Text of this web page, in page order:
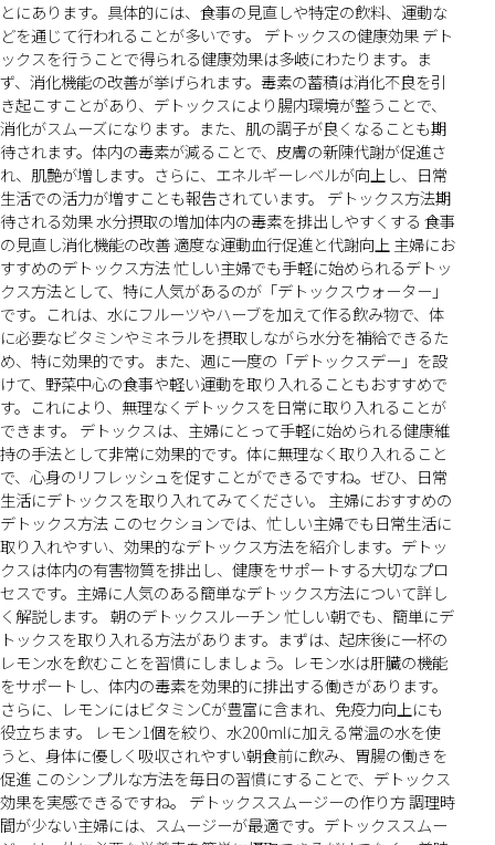
とにあります。具体的には、食事の見直しや特定の飲料、運動な
どを通じて行われることが多いです。 デトックスの健康効果 デト
ックスを行うことで得られる健康効果は多岐にわたります。ま
ず、消化機能の改善が挙げられます。毒素の蓄積は消化不良を引
き起こすことがあり、デトックスにより腸内環境が整うことで、
消化がスムーズになります。また、肌の調子が良くなることも期
待されます。体内の毒素が減ることで、皮膚の新陳代謝が促進さ
れ、肌艶が増します。さらに、エネルギーレベルが向上し、日常
生活での活力が増すことも報告されています。 デトックス方法期
待される効果 水分摂取の増加体内の毒素を排出しやすくする 食事
の見直し消化機能の改善 適度な運動血行促進と代謝向上 主婦にお
すすめのデトックス方法 忙しい主婦でも手軽に始められるデトッ
クス方法として、特に人気があるのが「デトックスウォーター」
です。これは、水にフルーツやハーブを加えて作る飲み物で、体
に必要なビタミンやミネラルを摂取しながら水分を補給できるた
め、特に効果的です。また、週に一度の「デトックスデー」を設
けて、野菜中心の食事や軽い運動を取り入れることもおすすめで
す。これにより、無理なくデトックスを日常に取り入れることが
できます。 デトックスは、主婦にとって手軽に始められる健康維
持の手法として非常に効果的です。体に無理なく取り入れること
で、心身のリフレッシュを促すことができるですね。ぜひ、日常
生活にデトックスを取り入れてみてください。 主婦におすすめの
デトックス方法 このセクションでは、忙しい主婦でも日常生活に
取り入れやすい、効果的なデトックス方法を紹介します。デトッ
クスは体内の有害物質を排出し、健康をサポートする大切なプロ
セスです。主婦に人気のある簡単なデトックス方法について詳し
く解説します。 朝のデトックスルーチン 忙しい朝でも、簡単にデ
トックスを取り入れる方法があります。まずは、起床後に一杯の
レモン水を飲むことを習慣にしましょう。レモン水は肝臓の機能
をサポートし、体内の毒素を効果的に排出する働きがあります。
さらに、レモンにはビタミンCが豊富に含まれ、免疫力向上にも
役立ちます。 レモン1個を絞り、水200mlに加える常温の水を使
うと、身体に優しく吸収されやすい朝食前に飲み、胃腸の働きを
促進 このシンプルな方法を毎日の習慣にすることで、デトックス
効果を実感できるですね。 デトックススムージーの作り方 調理時
間が少ない主婦には、スムージーが最適です。デトックススムー